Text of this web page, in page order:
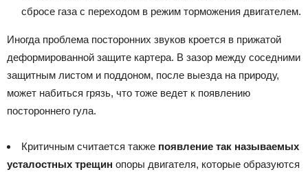
сбросе газа с переходом в режим торможения двигателем.
Иногда проблема посторонних звуков кроется в прижатой
деформированной защите картера. В зазор между соседними
защитным листом и поддоном, после выезда на природу,
может набиться грязь, что тоже ведет к появлению
постороннего гула.
Критичным считается также появление так называемых
усталостных трещин опоры двигателя, которые образуются